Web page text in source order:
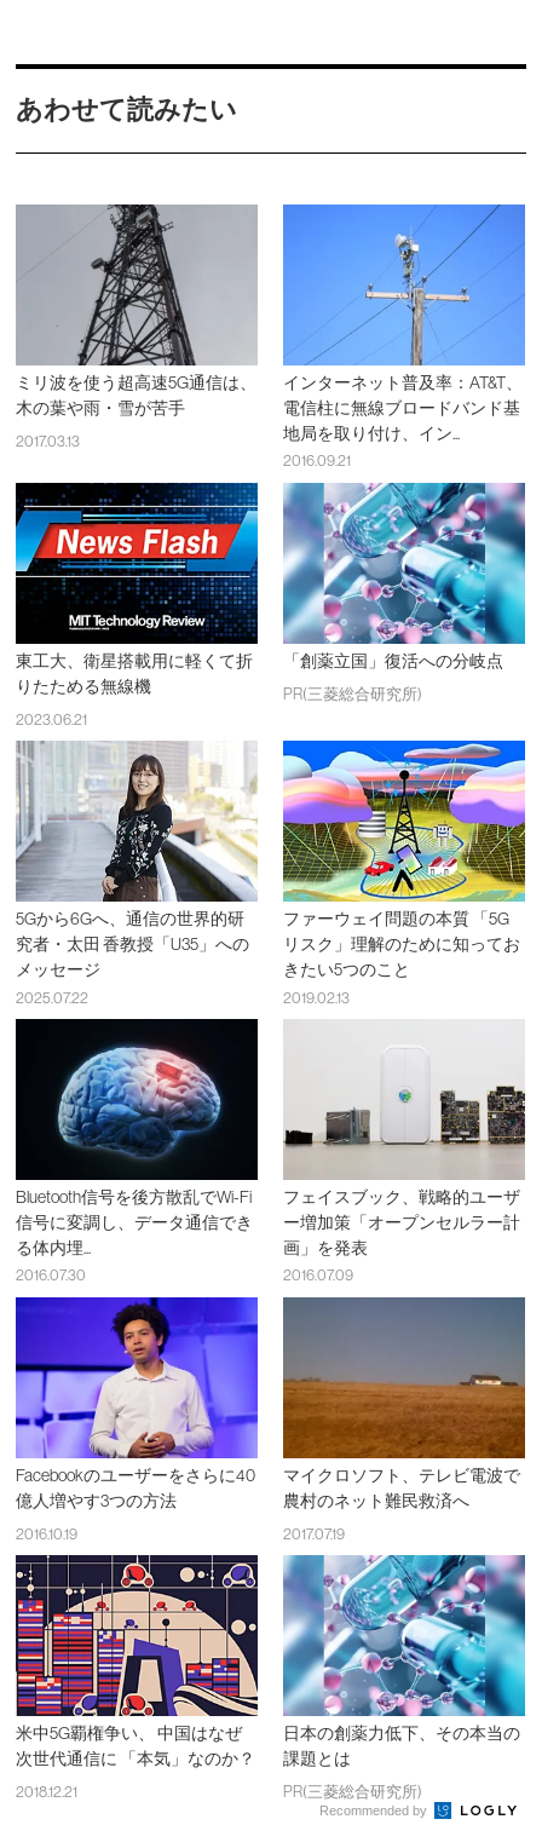
あわせて読みたい
ミリ波を使う超高速5G通信は、
木の葉や雨・雪が苦手
2017.03.13
インターネット普及率：AT&T、
電信柱に無線ブロードバンド基
地局を取り付け、イン...
2016.09.21
東工大、衛星搭載用に軽くて折
りたためる無線機
2023.06.21
「創薬立国」復活への分岐点
PR(三菱総合研究所)
5Gから6Gへ、通信の世界的研
究者・太田 香教授「U35」への
メッセージ
2025.07.22
ファーウェイ問題の本質 「5G
リスク」理解のために知ってお
きたい5つのこと
2019.02.13
Bluetooth信号を後方散乱でWi-Fi
信号に変調し、データ通信でき
る体内埋...
2016.07.30
フェイスブック、戦略的ユーザ
ー増加策「オープンセルラー計
画」を発表
2016.07.09
Facebookのユーザーをさらに40
億人増やす3つの方法
2016.10.19
マイクロソフト、テレビ電波で
農村のネット難民救済へ
2017.07.19
米中5G覇権争い、 中国はなぜ
次世代通信に 「本気」なのか？
2018.12.21
日本の創薬力低下、その本当の
課題とは
PR(三菱総合研究所)
Recommended by